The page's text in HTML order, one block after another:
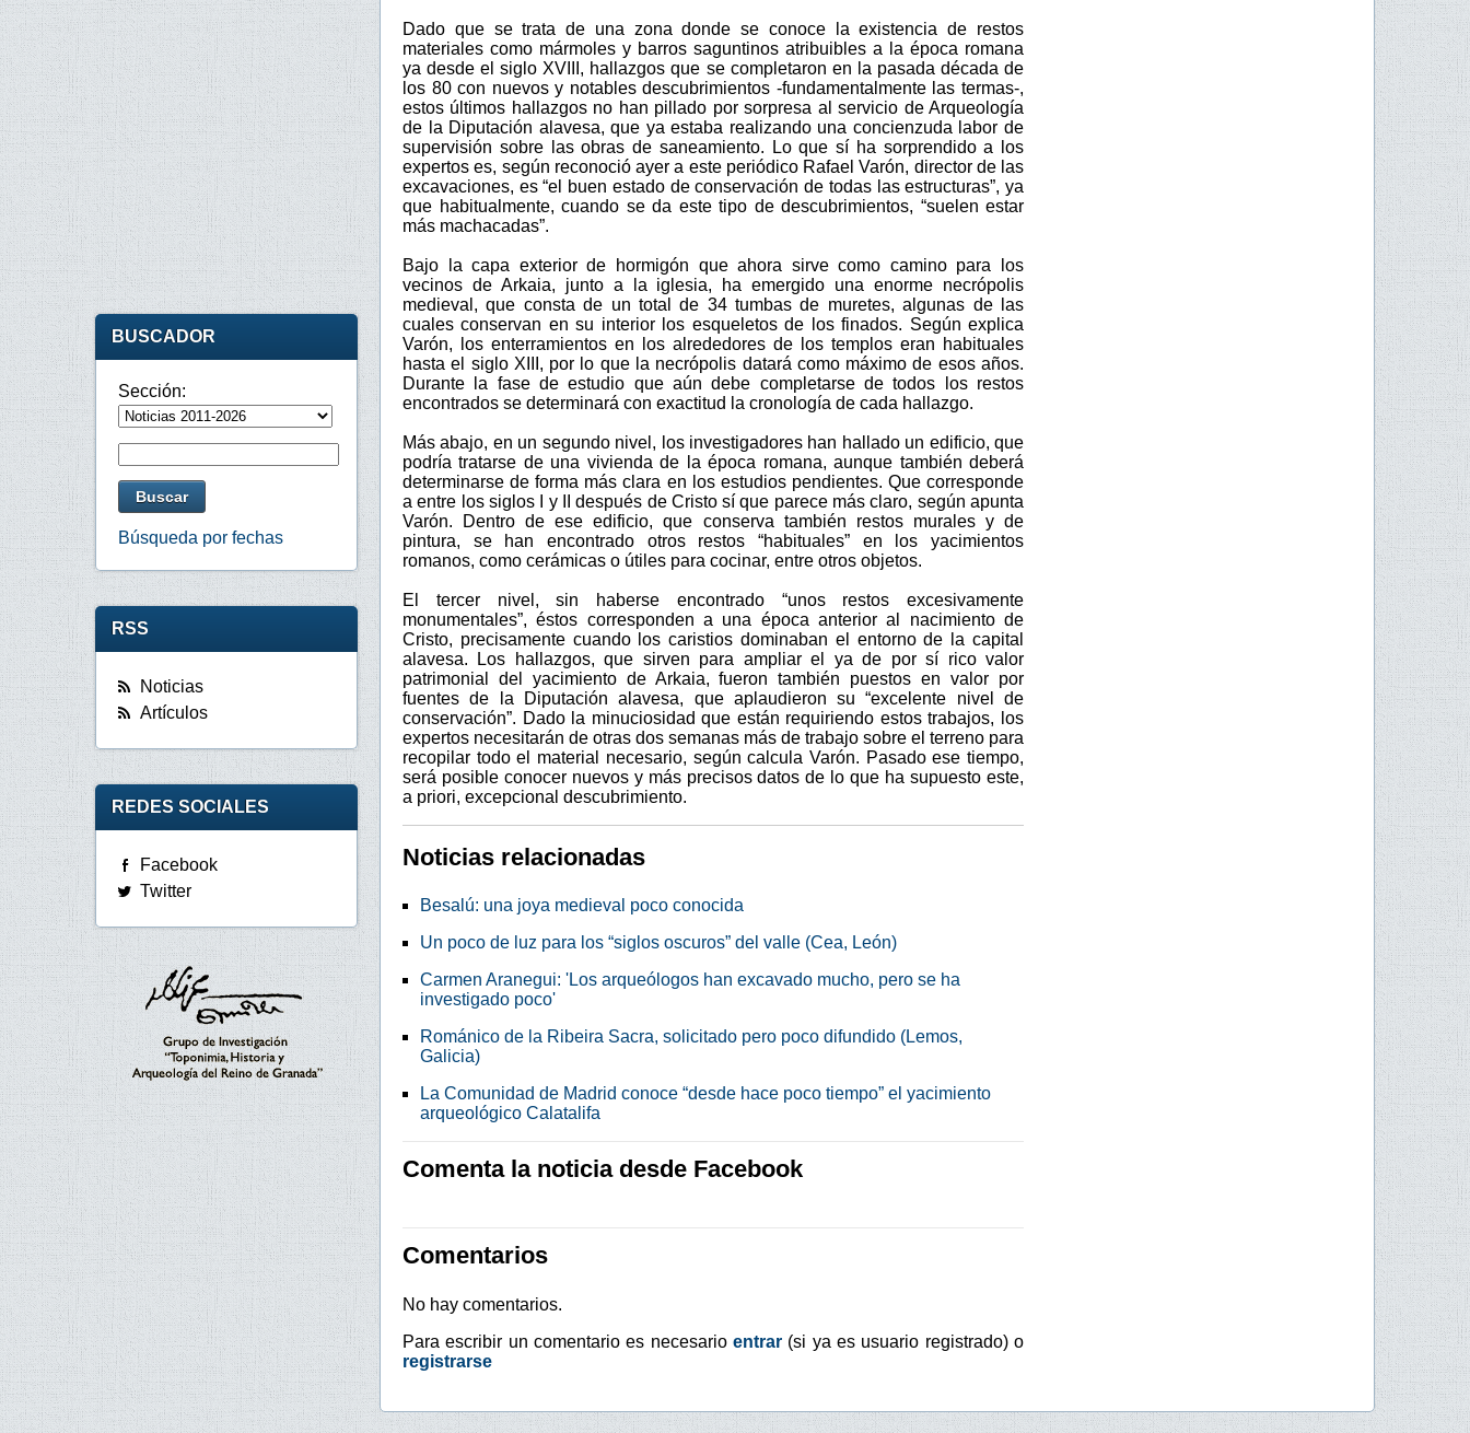
Dado que se trata de una zona donde se conoce la existencia de restos
materiales como mármoles y barros saguntinos atribuibles a la época romana
ya desde el siglo XVIII, hallazgos que se completaron en la pasada década de
los 80 con nuevos y notables descubrimientos -fundamentalmente las termas-,
estos últimos hallazgos no han pillado por sorpresa al servicio de Arqueología
de la Diputación alavesa, que ya estaba realizando una concienzuda labor de
supervisión sobre las obras de saneamiento. Lo que sí ha sorprendido a los
expertos es, según reconoció ayer a este periódico Rafael Varón, director de las
excavaciones, es “el buen estado de conservación de todas las estructuras”, ya
que habitualmente, cuando se da este tipo de descubrimientos, “suelen estar
más machacadas”.
Bajo la capa exterior de hormigón que ahora sirve como camino para los
vecinos de Arkaia, junto a la iglesia, ha emergido una enorme necrópolis
medieval, que consta de un total de 34 tumbas de muretes, algunas de las
cuales conservan en su interior los esqueletos de los finados. Según explica
Varón, los enterramientos en los alrededores de los templos eran habituales
hasta el siglo XIII, por lo que la necrópolis datará como máximo de esos años.
Durante la fase de estudio que aún debe completarse de todos los restos
encontrados se determinará con exactitud la cronología de cada hallazgo.
Más abajo, en un segundo nivel, los investigadores han hallado un edificio, que
podría tratarse de una vivienda de la época romana, aunque también deberá
determinarse de forma más clara en los estudios pendientes. Que corresponde
a entre los siglos I y II después de Cristo sí que parece más claro, según apunta
Varón. Dentro de ese edificio, que conserva también restos murales y de
pintura, se han encontrado otros restos “habituales” en los yacimientos
romanos, como cerámicas o útiles para cocinar, entre otros objetos.
El tercer nivel, sin haberse encontrado “unos restos excesivamente
monumentales”, éstos corresponden a una época anterior al nacimiento de
Cristo, precisamente cuando los caristios dominaban el entorno de la capital
alavesa. Los hallazgos, que sirven para ampliar el ya de por sí rico valor
patrimonial del yacimiento de Arkaia, fueron también puestos en valor por
fuentes de la Diputación alavesa, que aplaudieron su “excelente nivel de
conservación”. Dado la minuciosidad que están requiriendo estos trabajos, los
expertos necesitarán de otras dos semanas más de trabajo sobre el terreno para
recopilar todo el material necesario, según calcula Varón. Pasado ese tiempo,
será posible conocer nuevos y más precisos datos de lo que ha supuesto este,
a priori, excepcional descubrimiento.
Noticias relacionadas
Besalú: una joya medieval poco conocida
Un poco de luz para los “siglos oscuros” del valle (Cea, León)
Carmen Aranegui: 'Los arqueólogos han excavado mucho, pero se ha
investigado poco'
Románico de la Ribeira Sacra, solicitado pero poco difundido (Lemos,
Galicia)
La Comunidad de Madrid conoce “desde hace poco tiempo” el yacimiento
arqueológico Calatalifa
Comenta la noticia desde Facebook
Comentarios
No hay comentarios.
Para escribir un comentario es necesario entrar (si ya es usuario registrado) o
registrarse
BUSCADOR
Sección:
Búsqueda por fechas
RSS
Noticias
Artículos
REDES SOCIALES
Facebook
Twitter